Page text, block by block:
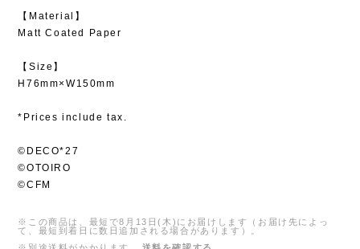
【Material】
Matt Coated Paper
【Size】
H76mm×W150mm
*Prices include tax.
©DECO*27
©OTOIRO
©CFM
※この商品は、最短で8月13日(木)にお届けします（お届け先によっ
て、最短到着日に数日追加される場合があります）。